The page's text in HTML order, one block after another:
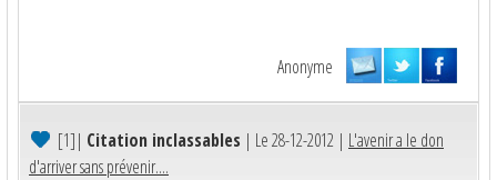
Anonyme
[1]| Citation inclassables | Le 28-12-2012 | L'avenir a le don
d'arriver sans prévenir....